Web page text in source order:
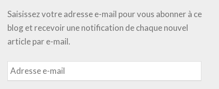
Saisissez votre adresse e-mail pour vous abonner à ce
blog et recevoir une notification de chaque nouvel
article par e-mail.
Adresse
e-